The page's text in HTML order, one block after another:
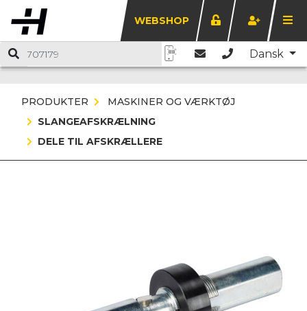
WEBSHOP
Dansk
PRODUKTER
MASKINER OG VÆRKTØJ
SLANGEAFSKRÆLNING
DELE TIL AFSKRÆLLERE